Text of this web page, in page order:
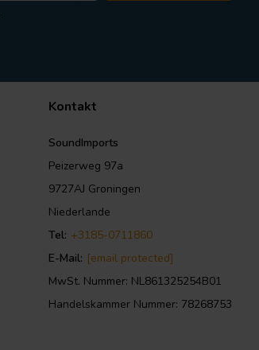
Kontakt
SoundImports
Peizerweg 97a
9727AJ Groningen
Niederlande
Tel: +3185-0711860
E-Mail: [email protected]
MwSt. Nummer: NL861325254B01
Handelskammer Nummer: 78268753